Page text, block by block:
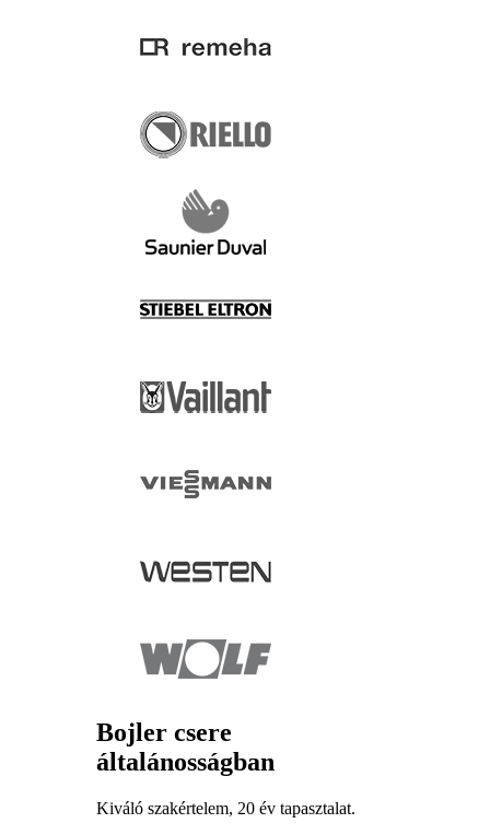
Bojler csere
általánosságban
Kiváló szakértelem, 20 év tapasztalat.